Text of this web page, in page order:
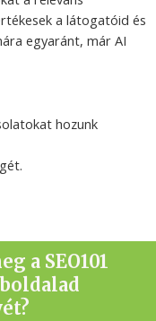
a látogatóid és
egyaránt, már AI
hozunk
a SEO101